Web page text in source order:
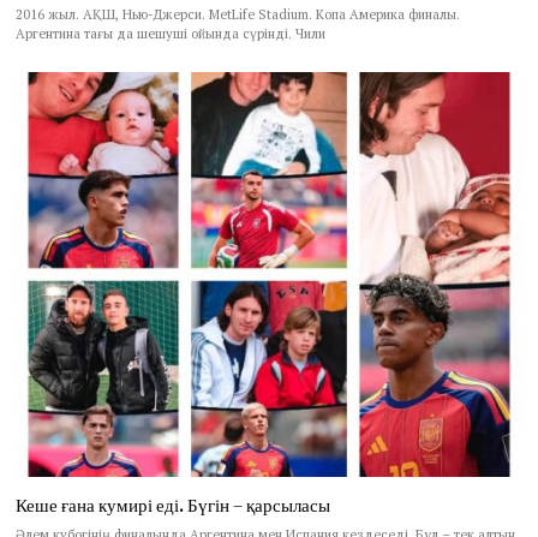
2016 жыл. АҚШ, Нью-Джерси. MetLife Stadium. Копа Америка финалы.
Аргентина тағы да шешуші ойында сүрінді. Чили
Кеше ғана кумирі еді. Бүгін – қарсыласы